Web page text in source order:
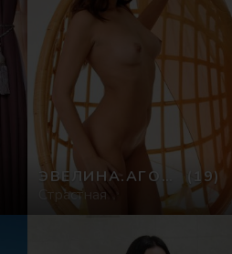
ЭВЕЛИНА.АГОСТИНА
(19)
Страстная